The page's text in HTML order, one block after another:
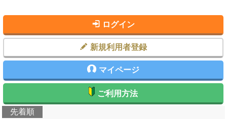
先着順
ログイン
新規利用者登録
マイページ
ご利用方法